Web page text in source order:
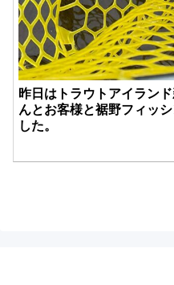
昨日はトラウトアイラン
んとお客様と裾野フィッ
した。